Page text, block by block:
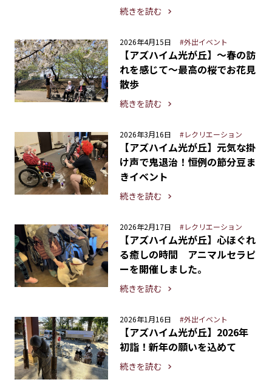
続きを読む
2026年4月15日 #外出イベント
【アズハイム光が丘】〜春の訪
れを感じて〜最高の桜でお花見
散歩
続きを読む
2026年3月16日 #レクリエーション
【アズハイム光が丘】元気な掛
け声で鬼退治！恒例の節分豆ま
きイベント
続きを読む
2026年2月17日 #レクリエーション
【アズハイム光が丘】心ほぐれ
る癒しの時間 アニマルセラピ
ーを開催しました。
続きを読む
2026年1月16日 #外出イベント
【アズハイム光が丘】2026年
初詣！新年の願いを込めて
続きを読む